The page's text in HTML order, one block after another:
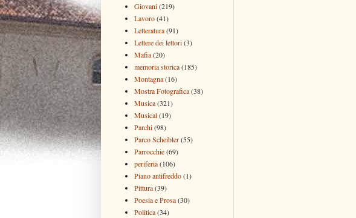
Giovani(219)
Lavoro(41)
Letteratura(91)
Lettere dei lettori(3)
Mafia(20)
memoria storica(185)
Montagna(16)
Mostra Fotografica(38)
Musica(321)
Musical(19)
Parchi(98)
Parco Scheibler(55)
Parrocchie(69)
periferia(106)
Piano antifreddo(1)
Pittura(39)
Poesia e Prosa(30)
Politica(34)